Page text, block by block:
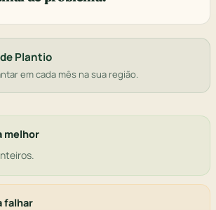
Plantio
em cada mês na sua região.
melhor
falhar